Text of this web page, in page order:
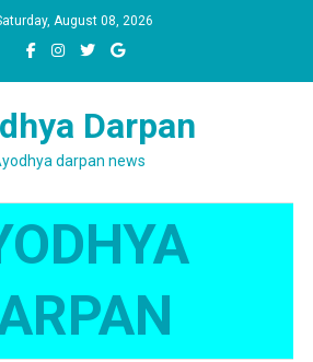
August 08, 2026
Darpan
darpan news